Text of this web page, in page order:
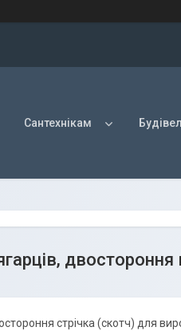
Сантехнікам
двостороння
стрічка (скотч) для